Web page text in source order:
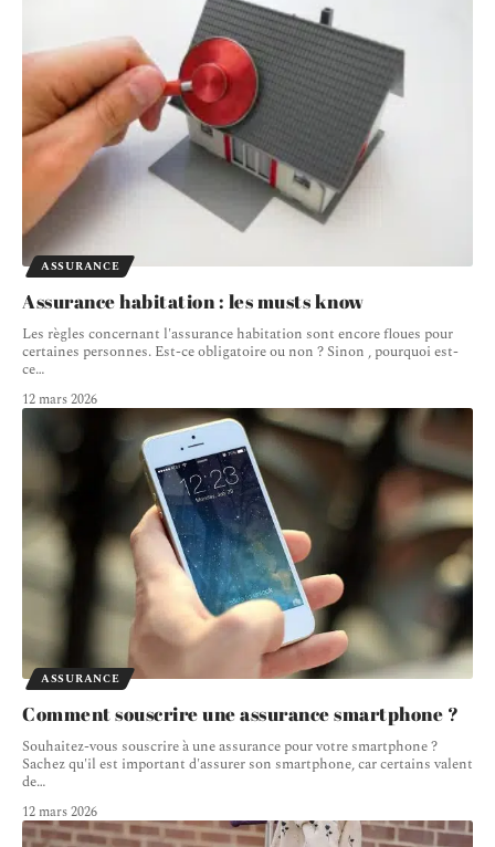
ASSURANCE
Assurance habitation : les musts know
Les règles concernant l'assurance habitation sont encore floues pour
certaines personnes. Est-ce obligatoire ou non ? Sinon , pourquoi est-
ce…
12 mars 2026
ASSURANCE
Comment souscrire une assurance smartphone ?
Souhaitez-vous souscrire à une assurance pour votre smartphone ?
Sachez qu'il est important d'assurer son smartphone, car certains valent
de…
12 mars 2026